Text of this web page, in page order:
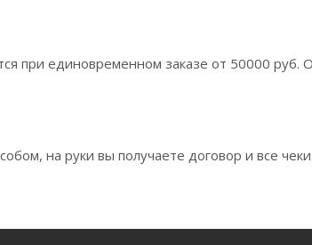
при единовременном заказе от 50000
на руки вы получаете договор и все чеки.